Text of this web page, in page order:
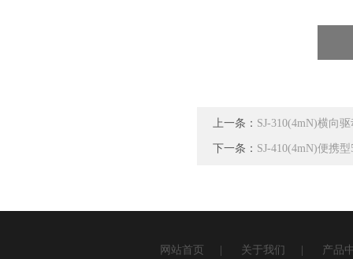
上一条： SJ-310(4mN)横向
下一条： SJ-410(4mN)便携
网站首页 关于我们 产品